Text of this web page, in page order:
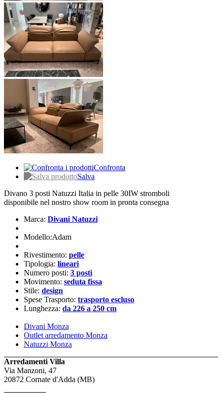
Confronta
Salva
Divano 3 posti Natuzzi Italia in pelle 30IW stromboli
disponibile nel nostro show room in pronta consegna
Marca: Divani Natuzzi
Modello:Adam
Rivestimento: pelle
Tipologia: lineari
Numero posti: 3 posti
Movimento: seduta fissa
Stile: design
Spese Trasporto: trasporto escluso
Lunghezza: da 226 a 250 cm
Divani Monza
Outlet arredamento Monza
Natuzzi Monza
Arredamenti Villa
Via Manzoni, 47
20872 Cornate d'Adda (MB)